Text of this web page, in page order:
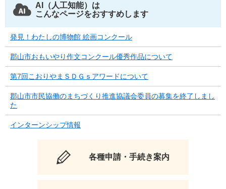
AI（人工知能）は
こんなページをおすすめします
発見！わたしの博物館 絵画コンクール
郡山市おもいやり作文コンクール優秀作品について
第7回こおりやまＳＤＧｓアワードについて
郡山市市民協働のまちづくり推進協議会委員の募集を終了しまし
た
インターンシップ情報
各種申請・手続き案内